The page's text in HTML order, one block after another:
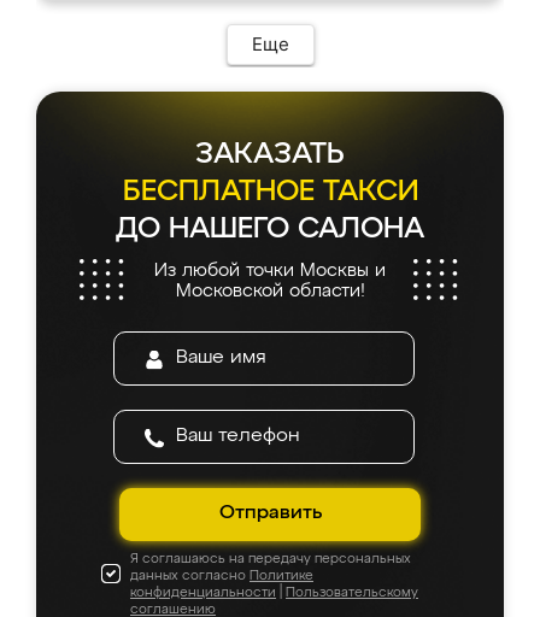
Еще
ЗАКАЗАТЬ
БЕСПЛАТНОЕ ТАКСИ
ДО НАШЕГО САЛОНА
Из любой точки Москвы и
Московской области!
Отправить
Я соглашаюсь на передачу персональных
данных согласно Политике
конфиденциальности
Пользовательскому
соглашению